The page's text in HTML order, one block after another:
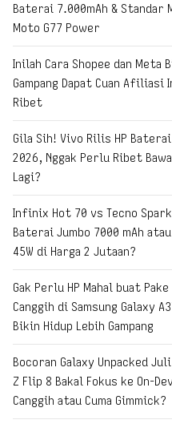
Baterai 7.000mAh &
Moto G77 Power
Inilah Cara Shopee dan Meta
Gampang Dapat Cuan Afiliasi
Ribet
Gila Sih! Vivo Rilis HP
2026, Nggak Perlu Ribet
Lagi?
Infinix Hot 70 vs Tecno
Baterai Jumbo 7000 mAh
45W di Harga 2 Jutaan?
Gak Perlu HP Mahal buat
Canggih di Samsung Galaxy
Bikin Hidup Lebih Gampang
Bocoran Galaxy Unpacked
Z Flip 8 Bakal Fokus ke On-
Canggih atau Cuma Gimmick?